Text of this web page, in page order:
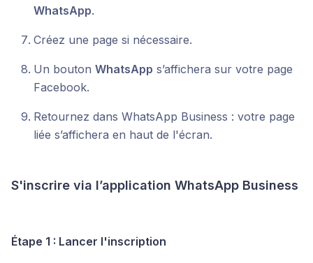
WhatsApp.
Créez une page si nécessaire.
Un bouton WhatsApp s’affichera sur votre page
Facebook.
Retournez dans WhatsApp Business : votre page
liée s’affichera en haut de l'écran.
S'inscrire via l’application WhatsApp Business
Étape 1 : Lancer l'inscription